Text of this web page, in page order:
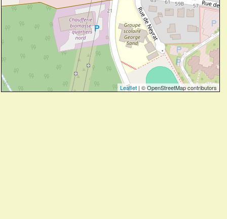
Leaflet | © OpenStreetMap contributors